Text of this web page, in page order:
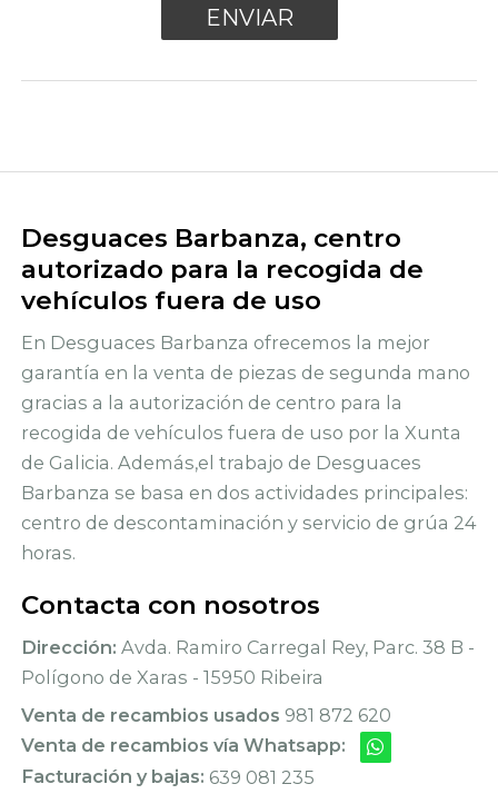
Desguaces Barbanza, centro
autorizado para la recogida de
vehículos fuera de uso
En Desguaces Barbanza ofrecemos la mejor
garantía en la venta de piezas de segunda mano
gracias a la autorización de centro para la
recogida de vehículos fuera de uso por la Xunta
de Galicia. Además,el trabajo de Desguaces
Barbanza se basa en dos actividades principales:
centro de descontaminación y servicio de grúa 24
horas.
Contacta con nosotros
Dirección: Avda. Ramiro Carregal Rey, Parc. 38 B -
Polígono de Xaras - 15950 Ribeira
Venta de recambios usados 981 872 620
Venta de recambios vía Whatsapp:
Facturación y bajas: 639 081 235